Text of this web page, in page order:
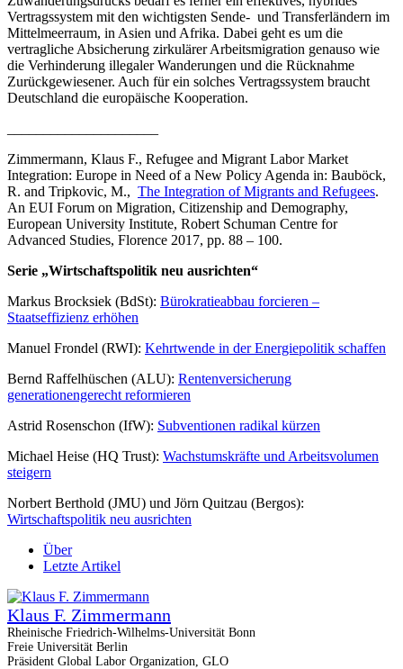
Vertragssystem mit den wichtigsten Sende- und Transferländern im
Mittelmeerraum, in Asien und Afrika. Dabei geht es um die
vertragliche Absicherung zirkulärer Arbeitsmigration genauso wie
die Verhinderung illegaler Wanderungen und die Rücknahme
Zurückgewiesener. Auch für ein solches Vertragssystem braucht
Deutschland die europäische Kooperation.
Zimmermann, Klaus F., Refugee and Migrant Labor Market
Integration: Europe in Need of a New Policy Agenda in: Bauböck,
R. and Tripkovic, M., The Integration of Migrants and Refugees.
An EUI Forum on Migration, Citizenship and Demography,
European University Institute, Robert Schuman Centre for
Advanced Studies, Florence 2017, pp. 88 – 100.
Serie „Wirtschaftspolitik neu ausrichten“
Markus Brocksiek (BdSt): Bürokratieabbau forcieren –
Staatseffizienz erhöhen
Manuel Frondel (RWI): Kehrtwende in der Energiepolitik schaffen
Bernd Raffelhüschen (ALU): Rentenversicherung
generationengerecht reformieren
Astrid Rosenschon (IfW): Subventionen radikal kürzen
Michael Heise (HQ Trust): Wachstumskräfte und Arbeitsvolumen
steigern
Norbert Berthold (JMU) und Jörn Quitzau (Bergos):
Wirtschaftspolitik neu ausrichten
Über
Letzte Artikel
Klaus F. Zimmermann
Rheinische Friedrich-Wilhelms-Universität Bonn
Freie Universität Berlin
Präsident Global Labor Organization, GLO